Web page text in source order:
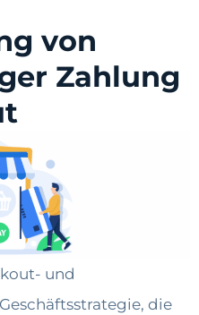
von
Zahlung
und
die